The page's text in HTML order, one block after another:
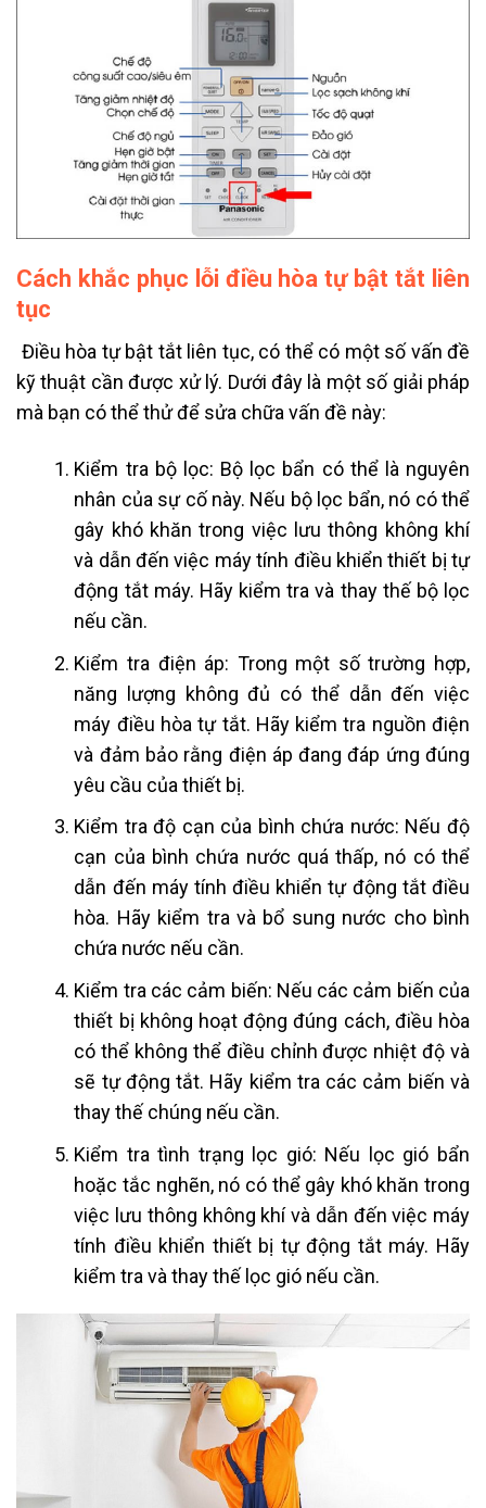
Cách khắc phục lỗi điều hòa tự bật tắt liên
tục
Điều hòa tự bật tắt liên tục, có thể có một số vấn đề
kỹ thuật cần được xử lý. Dưới đây là một số giải pháp
mà bạn có thể thử để sửa chữa vấn đề này:
Kiểm tra bộ lọc: Bộ lọc bẩn có thể là nguyên
nhân của sự cố này. Nếu bộ lọc bẩn, nó có thể
gây khó khăn trong việc lưu thông không khí
và dẫn đến việc máy tính điều khiển thiết bị tự
động tắt máy. Hãy kiểm tra và thay thế bộ lọc
nếu cần.
Kiểm tra điện áp: Trong một số trường hợp,
năng lượng không đủ có thể dẫn đến việc
máy điều hòa tự tắt. Hãy kiểm tra nguồn điện
và đảm bảo rằng điện áp đang đáp ứng đúng
yêu cầu của thiết bị.
Kiểm tra độ cạn của bình chứa nước: Nếu độ
cạn của bình chứa nước quá thấp, nó có thể
dẫn đến máy tính điều khiển tự động tắt điều
hòa. Hãy kiểm tra và bổ sung nước cho bình
chứa nước nếu cần.
Kiểm tra các cảm biến: Nếu các cảm biến của
thiết bị không hoạt động đúng cách, điều hòa
có thể không thể điều chỉnh được nhiệt độ và
sẽ tự động tắt. Hãy kiểm tra các cảm biến và
thay thế chúng nếu cần.
Kiểm tra tình trạng lọc gió: Nếu lọc gió bẩn
hoặc tắc nghẽn, nó có thể gây khó khăn trong
việc lưu thông không khí và dẫn đến việc máy
tính điều khiển thiết bị tự động tắt máy. Hãy
kiểm tra và thay thế lọc gió nếu cần.